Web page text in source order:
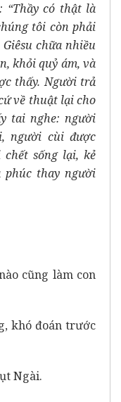
“Thầy có thật là
tôi còn phải
chữa nhiều
khỏi quỷ ám, và
thấy. Người trả
về thuật lại cho
tai nghe: người
người cùi được
chết sống lại, kẻ
phúc thay người
cũng làm con
khó đoán trước
Ngài.